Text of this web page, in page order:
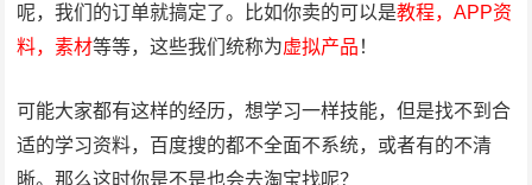
呢，我们的订单就搞定了。比如你卖的可以是教程，APP资
料，素材等等，这些我们统称为虚拟产品 ！
可能大家都有这样的经历，想学习一样技能，但是找不到合
适的学习资料，百度搜的都不全面不系统，或者有的不清
晰。那么这时你是不是也会去淘宝找呢？